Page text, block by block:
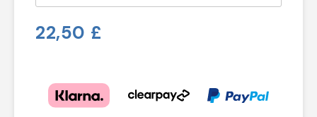
22,50 £